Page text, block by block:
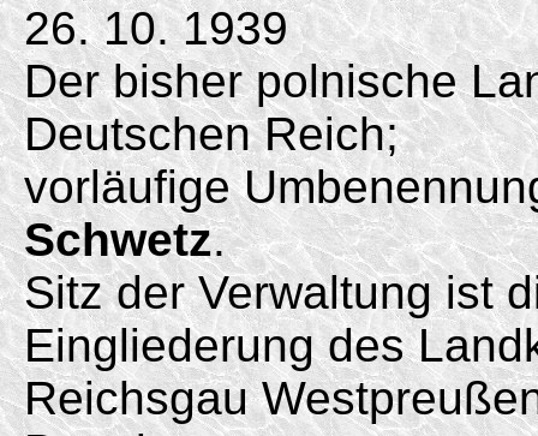
26. 10. 1939
Der bisher polnische
Deutschen Reich;
vorläufige
Schwetz.
Sitz der Verwaltung ist
Eingliederung des
Reichsgau